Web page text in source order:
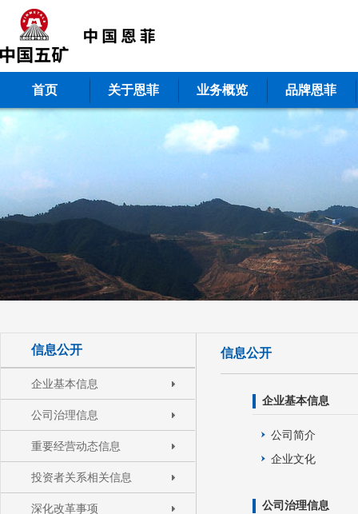
首页 关于恩菲 业务概览 品牌恩菲
信息公开
企业基本信息
公司治理信息
重要经营动态信息
投资者关系相关信息
深化改革事项
信息公开
企业基本信息
公司简介
企业文化
公司治理信息